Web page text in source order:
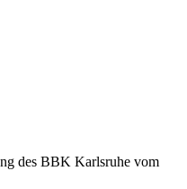
des BBK Karlsruhe vom